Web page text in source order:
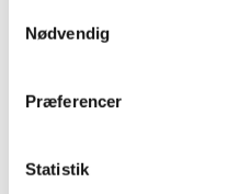
Nødvendig
Præferencer
Statistik